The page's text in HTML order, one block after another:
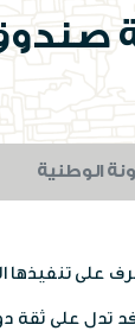
الوطنية
على
تدل على